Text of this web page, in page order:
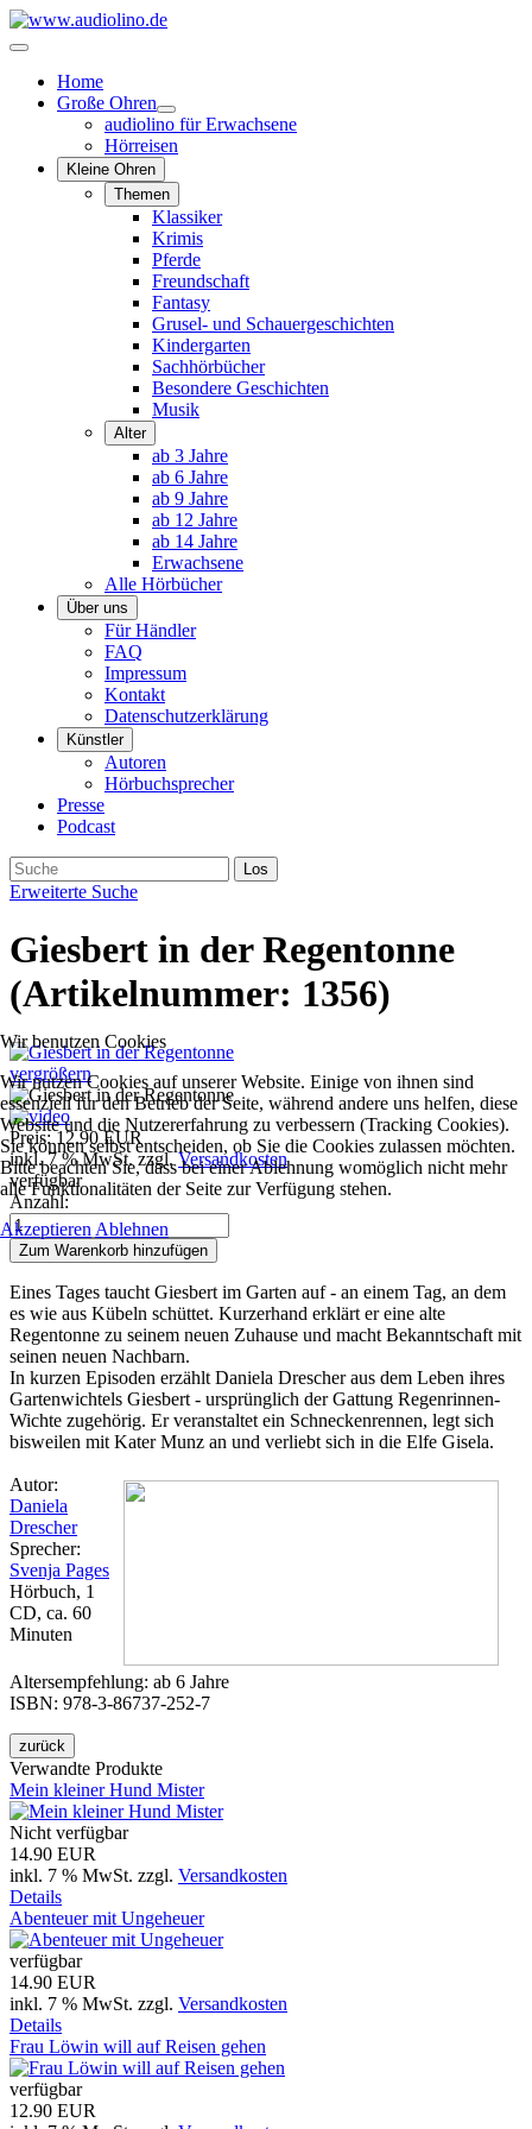
Home
Große Ohren
audiolino für Erwachsene
Hörreisen
Kleine Ohren
Themen
Klassiker
Krimis
Pferde
Freundschaft
Fantasy
Grusel- und Schauergeschichten
Kindergarten
Sachhörbücher
Besondere Geschichten
Musik
Alter
ab 3 Jahre
ab 6 Jahre
ab 9 Jahre
ab 12 Jahre
ab 14 Jahre
Erwachsene
Alle Hörbücher
Über uns
Für Händler
FAQ
Impressum
Kontakt
Datenschutzerklärung
Künstler
Autoren
Hörbuchsprecher
Presse
Podcast
Erweiterte Suche
Giesbert in der Regentonne
(Artikelnummer: 1356)
vergrößern
Preis:12.90 EUR
inkl. 7 % MwSt. zzgl.Versandkosten
verfügbar
Anzahl:
Eines Tages taucht Giesbert im Garten auf - an einem Tag, an dem
es wie aus Kübeln schüttet. Kurzerhand erklärt er eine alte
Regentonne zu seinem neuen Zuhause und macht Bekanntschaft mit
seinen neuen Nachbarn.
In kurzen Episoden erzählt Daniela Drescher aus dem Leben ihres
Gartenwichtels Giesbert - ursprünglich der Gattung Regenrinnen-
Wichte zugehörig. Er veranstaltet ein Schneckenrennen, legt sich
bisweilen mit Kater Munz an und verliebt sich in die Elfe Gisela.
Autor:
Daniela
Drescher
Sprecher:
Svenja Pages
Hörbuch, 1
CD, ca. 60
Minuten
Altersempfehlung: ab 6 Jahre
ISBN: 978-3-86737-252-7
Verwandte Produkte
Mein kleiner Hund Mister
Nicht verfügbar
14.90 EUR
inkl. 7 % MwSt. zzgl. Versandkosten
Details
Abenteuer mit Ungeheuer
verfügbar
14.90 EUR
inkl. 7 % MwSt. zzgl. Versandkosten
Details
Frau Löwin will auf Reisen gehen
verfügbar
12.90 EUR
Wir benutzen Cookies
Wir nutzen Cookies auf unserer Website. Einige von ihnen sind
essenziell für den Betrieb der Seite, während andere uns helfen, diese
Website und die Nutzererfahrung zu verbessern (Tracking Cookies).
Sie können selbst entscheiden, ob Sie die Cookies zulassen möchten.
Bitte beachten Sie, dass bei einer Ablehnung womöglich nicht mehr
alle Funktionalitäten der Seite zur Verfügung stehen.
Akzeptieren Ablehnen